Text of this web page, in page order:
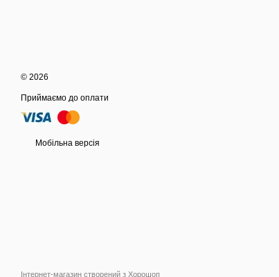
© 2026
Приймаємо до оплати
Мобільна версія
Інтернет-магазин створений з Хорошоп